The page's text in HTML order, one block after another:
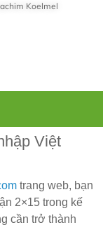
Koelmel
Việt
trang web, bạn
2×15 trong kế
cần trở thành